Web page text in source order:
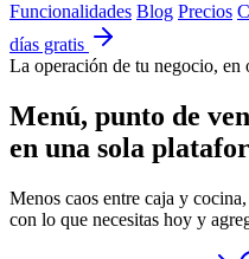
Funcionalidades Blog Precios
días gratis
La operación de tu negocio, en
Menú, punto de
en una sola
Menos caos entre caja y
con lo que necesitas hoy y